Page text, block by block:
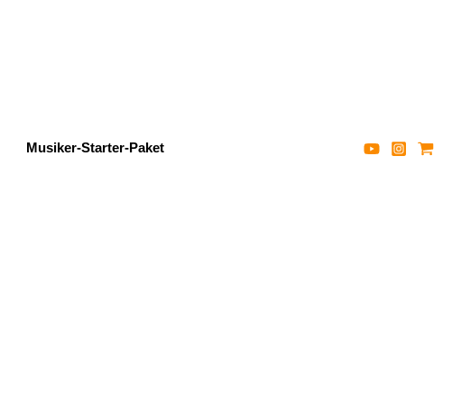
Musiker-Starter-Paket